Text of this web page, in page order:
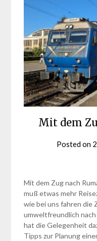
Mit dem
Posted on
Mit dem Zug nach
muß etwas mehr
wie bei uns fahren die
umweltfreundlich
hat die Gelegenheit
Tipps zur Planung